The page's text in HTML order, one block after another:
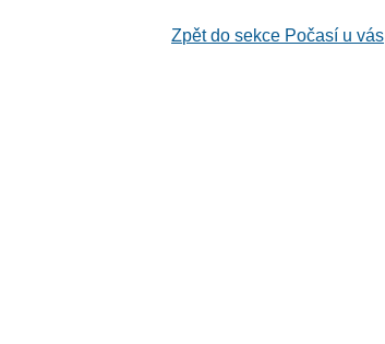
Zpět do sekce Počasí u vás